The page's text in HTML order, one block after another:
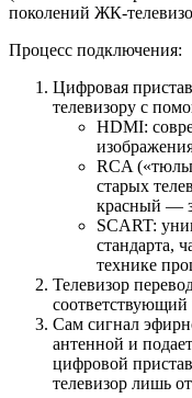
поколений ЖК-
Процесс подключения:
Цифровая
телевизору с
HDMI:
RCA
старых
красный —
SCART:
стандарта,
технике
Телевизор
Сам сигнал
антенной и
цифровой
телевизор лишь